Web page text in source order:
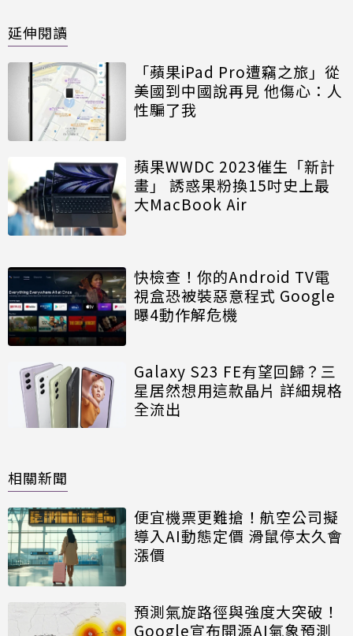
延伸閱讀
「蘋果iPad Pro遭竊之旅」從
美國到中國說再見 他傷心：人
性騙了我
蘋果WWDC 2023催生「新計
畫」 誘惑果粉換15吋史上最
大MacBook Air
快檢查！你的Android TV電
視盒恐被裝惡意程式 Google
曝4動作解危機
Galaxy S23 FE有望回歸？三
星居然想用這款晶片 詳細規格
全流出
相關新聞
便宜機票更難搶！航空公司擬
導入AI動態定價 滑鼠停太久會
漲價
預測氣旋路徑與強度大突破！
Google宣布開源AI氣象預測